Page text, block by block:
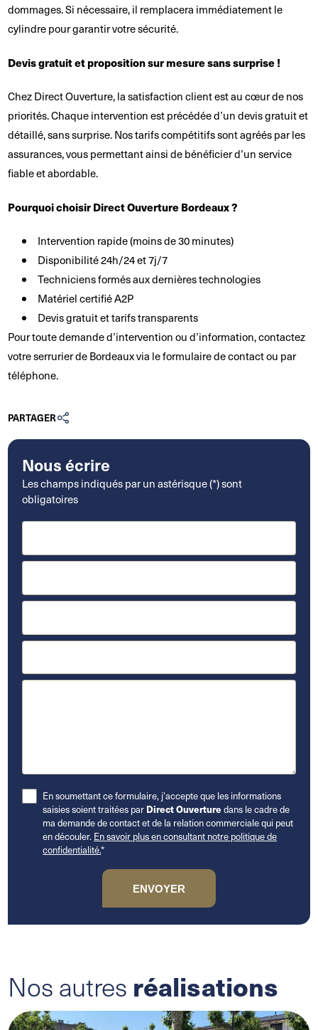
dommages. Si nécessaire, il remplacera immédiatement le
cylindre pour garantir votre sécurité.
Devis gratuit et proposition sur mesure sans surprise !
Chez Direct Ouverture, la satisfaction client est au cœur de nos
priorités. Chaque intervention est précédée d’un devis gratuit et
détaillé, sans surprise. Nos tarifs compétitifs sont agréés par les
assurances, vous permettant ainsi de bénéficier d’un service
fiable et abordable.
Pourquoi choisir Direct Ouverture Bordeaux ?
Intervention rapide (moins de 30 minutes)
Disponibilité 24h/24 et 7j/7
Techniciens formés aux dernières technologies
Matériel certifié A2P
Devis gratuit et tarifs transparents
Pour toute demande d’intervention ou d’information, contactez
votre serrurier de Bordeaux via le formulaire de contact ou par
téléphone.
PARTAGER
Nous écrire
Les champs indiqués par un astérisque (*) sont
obligatoires
En soumettant ce formulaire, j'accepte que les informations
saisies soient traitées par Direct Ouverturedans le cadre de
ma demande de contact et de la relation commerciale qui peut
en découler. En savoir plus en consultant notre politique de
confidentialité.*
Nos autres réalisations